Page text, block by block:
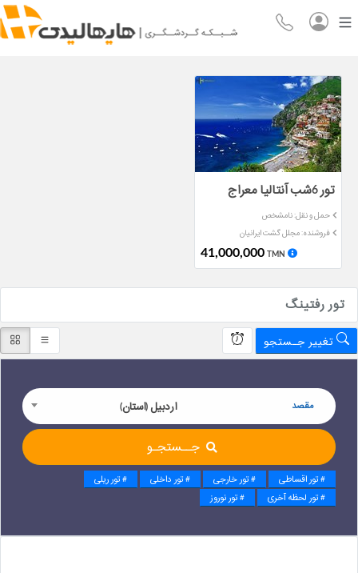
تور 6شب آنتالیا معراج
حمل و نقل: نامشخص
فروشنده: مجلل گشت ایرانیان
41,000,000 TMN
تور رفتینگ
تغییر جـستجو
مقصد اردبیل (استان)
جــستجـو
# تور اقساطی # تور خارجی # تور داخلی # تور ریلی
# تور لحظه آخری # تور نوروز